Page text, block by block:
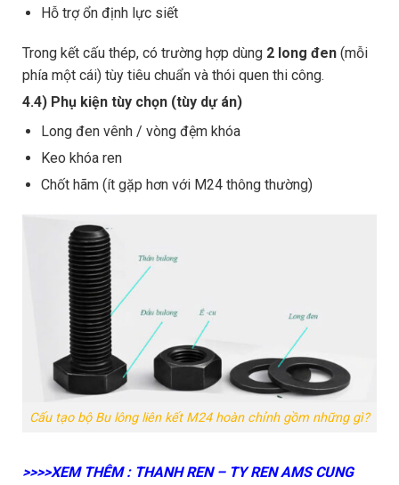
Hỗ trợ ổn định lực siết
Trong kết cấu thép, có trường hợp dùng 2 long đen (mỗi
phía một cái) tùy tiêu chuẩn và thói quen thi công.
4.4) Phụ kiện tùy chọn (tùy dự án)
Long đen vênh / vòng đệm khóa
Keo khóa ren
Chốt hãm (ít gặp hơn với M24 thông thường)
Cấu tạo bộ Bu lông liên kết M24 hoàn chỉnh gồm những gì?
>>>>XEM THÊM : THANH REN – TY REN AMS CUNG